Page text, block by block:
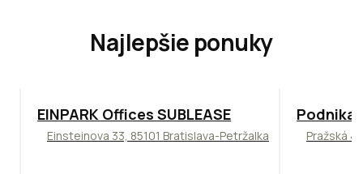
Najlepšie ponuky
TOP ODPORÚČAME
EINPARK Offices SUBLEASE
Einsteinova 33, 85101 Bratislava-Petržalka Pražská